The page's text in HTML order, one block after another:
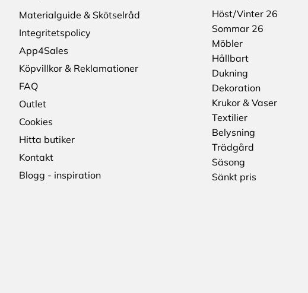
Materialguide & Skötselråd
Integritetspolicy
App4Sales
Köpvillkor & Reklamationer
FAQ
Outlet
Cookies
Hitta butiker
Kontakt
Blogg - inspiration
Höst/Vinter 26
Sommar 26
Möbler
Hållbart
Dukning
Dekoration
Krukor & Vaser
Textilier
Belysning
Trädgård
Säsong
Sänkt pris